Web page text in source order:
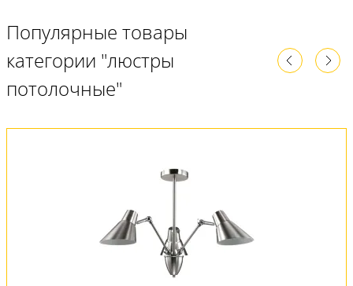
Популярные товары
категории "люстры
потолочные"